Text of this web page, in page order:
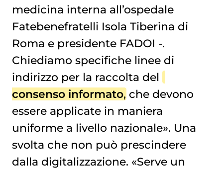
medicina interna all’ospedale
Fatebenefratelli Isola Tiberina di
Roma e presidente FADOI -.
Chiediamo specifiche linee di
indirizzo per la raccolta del
consenso informato, che devono
essere applicate in maniera
uniforme a livello nazionale». Una
svolta che non può prescindere
dalla digitalizzazione. «Serve un